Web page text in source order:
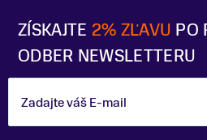
ZÍSKAJTE 2% ZĽAVU PO
ODBER NEWSLETTERU
Zadajte váš E-mail